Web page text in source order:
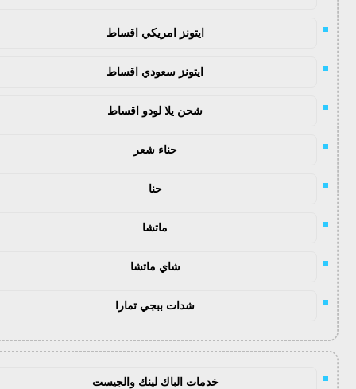
ايتونز امريكي اقساط
ايتونز سعودي اقساط
شحن يلا لودو اقساط
حناء شعر
حنا
ماتشا
شاي ماتشا
شدات ببجي تمارا
خدمات الباك لينك والجيست